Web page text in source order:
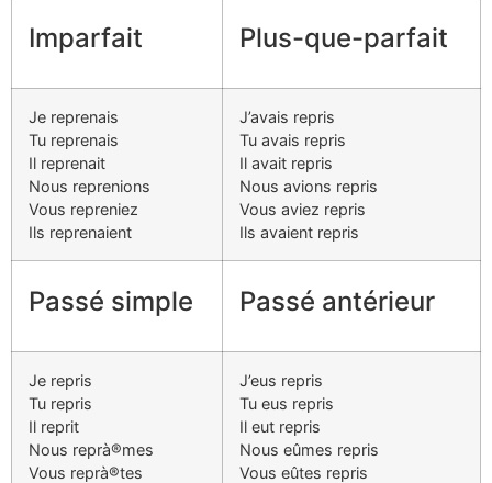
Imparfait Plus-que-parfait
Je reprenais
Tu reprenais
Il reprenait
Nous reprenions
Vous repreniez
Ils reprenaient
J’avais repris
Tu avais repris
Il avait repris
Nous avions repris
Vous aviez repris
Ils avaient repris
Passé simple Passé antérieur
Je repris
Tu repris
Il reprit
Nous reprà®mes
Vous reprà®tes
J’eus repris
Tu eus repris
Il eut repris
Nous eûmes repris
Vous eûtes repris